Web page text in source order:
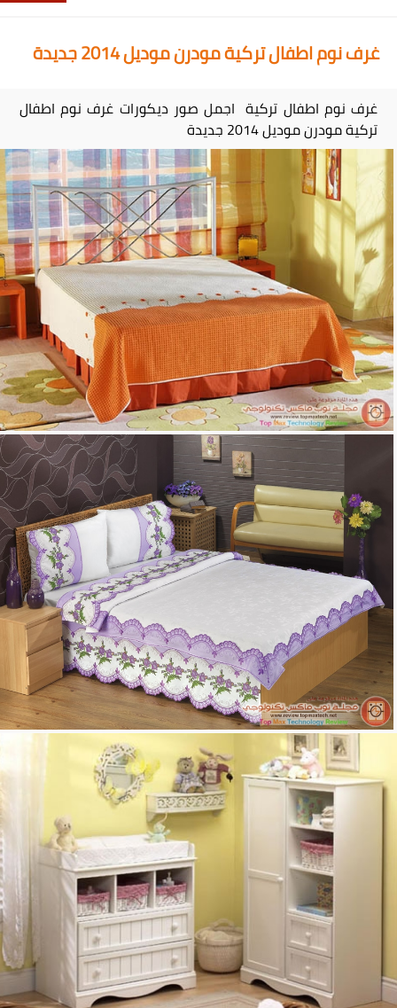
غرف نوم اطفال تركية مودرن موديل 2014 جديدة
غرف نوم اطفال تركية اجمل صور ديكورات غرف نوم اطفال
تركية مودرن موديل 2014 جديدة